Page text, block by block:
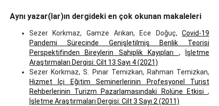
Aynı yazar(lar)ın dergideki en çok okunan makaleleri
Sezer Korkmaz, Gamze Arıkan, Ece Doğuç,Covid-19
Pandemi Sürecinde Genişletilmiş Benlik Teorisi
Perspektifinden Bireylerin Sahiplik Kayıpları ,
İşletme
Araştırmaları Dergisi: Cilt 13 Sayı 4 (2021)
Sezer Korkmaz, S. Pınar Temizkan, Rahman Temizkan,
Hizmet İçi Eğitim Seminerlerinin Profesyonel Turist
Rehberlerinin Turizm Pazarlamasındaki Rolüne Etkisi,
İşletme Araştırmaları Dergisi: Cilt 3 Sayı 2 (2011)